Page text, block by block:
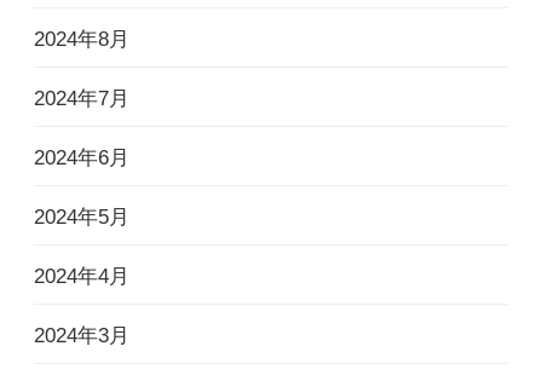
2024年8月
2024年7月
2024年6月
2024年5月
2024年4月
2024年3月